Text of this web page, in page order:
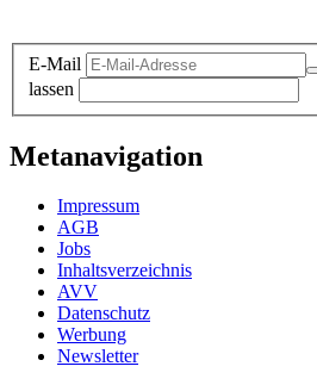
E-Mail
lassen
Metanavigation
Impressum
AGB
Jobs
Inhaltsverzeichnis
AVV
Datenschutz
Werbung
Newsletter